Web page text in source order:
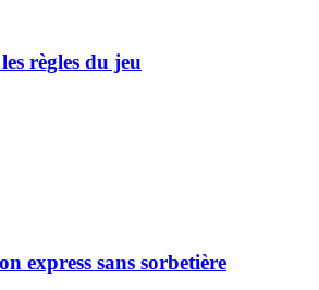
règles du jeu
express sans sorbetière